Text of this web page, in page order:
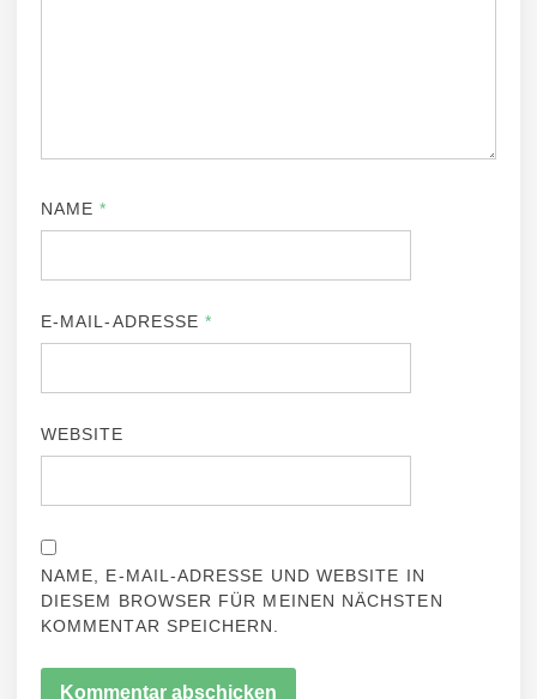
NAME*
E-MAIL-ADRESSE*
WEBSITE
NAME, E-MAIL-ADRESSE UND WEBSITE IN
DIESEM BROWSER FÜR MEINEN NÄCHSTEN
KOMMENTAR SPEICHERN.